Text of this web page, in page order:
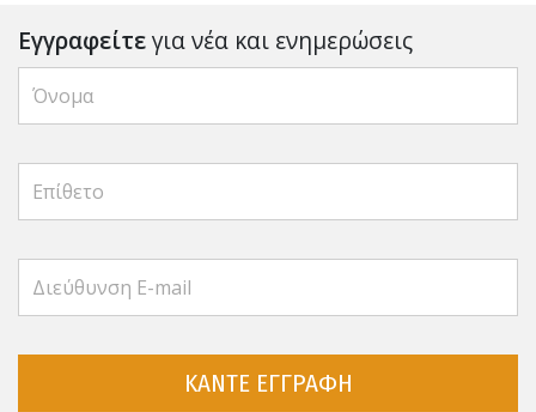
Εγγραφείτεγια νέα και ενημερώσεις
ΚΑΝΤΕ ΕΓΓΡΑΦΗ